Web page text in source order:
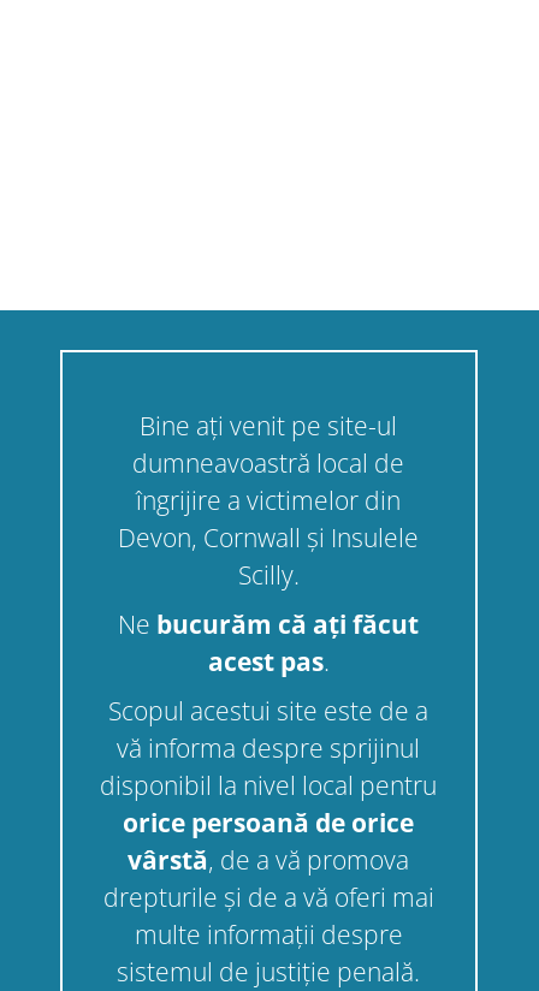
Bine ați venit pe site-ul
dumneavoastră local de
îngrijire a victimelor din
Devon, Cornwall și Insulele
Scilly.
Ne bucurăm că ați făcut
acest pas.
Scopul acestui site este de a
vă informa despre sprijinul
disponibil la nivel local pentru
orice persoană de orice
vârstă, de a vă promova
drepturile și de a vă oferi mai
multe informații despre
sistemul de justiție penală.